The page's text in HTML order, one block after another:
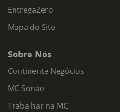
EntregaZero
Mapa do Site
Sobre Nós
Continente Negócios
MC Sonae
Trabalhar na MC